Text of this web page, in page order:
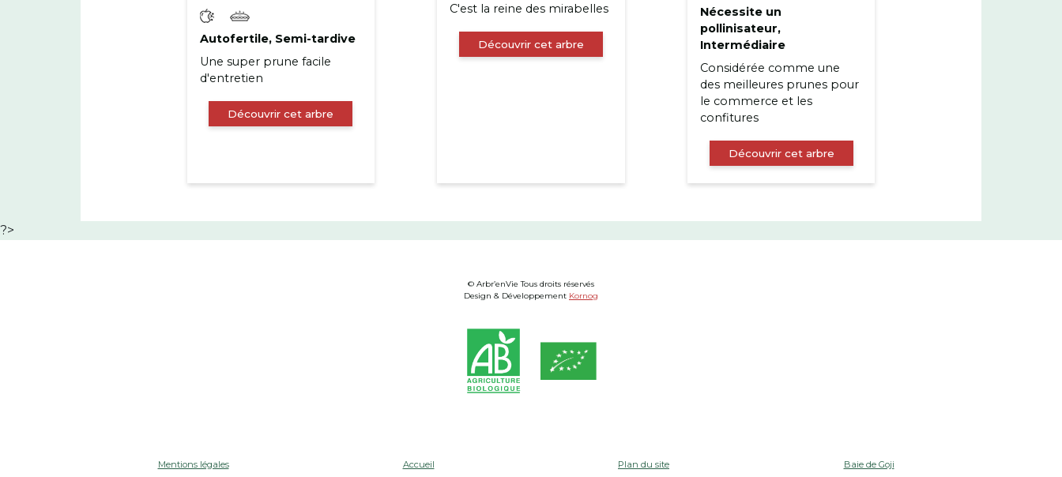
Autofertile, Semi-tardive
Une super prune facile
d'entretien
Découvrir cet arbre
C'est la reine des mirabelles
Découvrir cet arbre
Nécessite un
pollinisateur,
Intermédiaire
Considérée comme une
des meilleures prunes pour
le commerce et les
confitures
Découvrir cet arbre
?>
© Arbr’enVie Tous droits réservés
Design & Développement Kornog
Mentions légales
Accueil
Plan du site
Baie de Goji